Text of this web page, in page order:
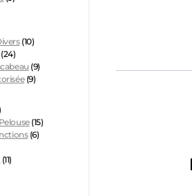
(10)
(24)
(9)
(9)
(15)
(6)
(11)